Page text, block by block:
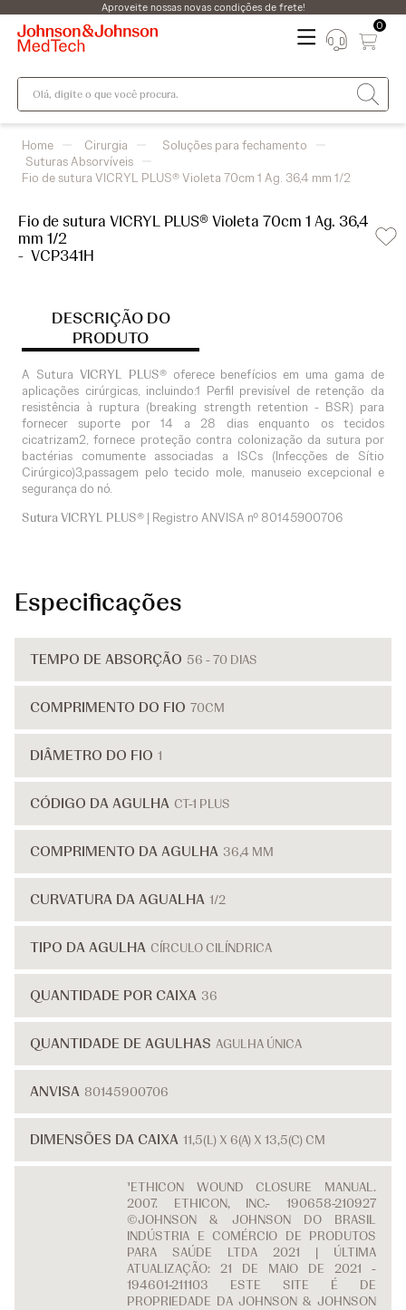
Aproveite nossas novas condições de frete!
0
Olá, digite o que você procura.
Cirurgia
Soluções para fechamento
Suturas Absorvíveis
Fio de sutura VICRYL PLUS® Violeta 70cm 1 Ag. 36,4 mm 1/2
Fio de sutura VICRYL PLUS® Violeta 70cm 1 Ag. 36,4
mm 1/2
- VCP341H
DESCRIÇÃO DO
PRODUTO
A Sutura VICRYL PLUS® oferece benefícios em uma gama de
aplicações cirúrgicas, incluindo:1 Perfil previsível de retenção da
resistência à ruptura (breaking strength retention - BSR) para
fornecer suporte por 14 a 28 dias enquanto os tecidos
cicatrizam2, fornece proteção contra colonização da sutura por
bactérias comumente associadas a ISCs (Infecções de Sítio
Cirúrgico)3,passagem pelo tecido mole, manuseio excepcional e
segurança do nó.
Sutura VICRYL PLUS® | Registro ANVISA nº 80145900706
Especificações
TEMPO DE ABSORÇÃO 56 - 70 DIAS
COMPRIMENTO DO FIO 70CM
DIÂMETRO DO FIO 1
CÓDIGO DA AGULHA CT-1 PLUS
COMPRIMENTO DA AGULHA 36,4 MM
CURVATURA DA AGUALHA 1/2
TIPO DA AGULHA CÍRCULO CILÍNDRICA
QUANTIDADE POR CAIXA 36
QUANTIDADE DE AGULHAS AGULHA ÚNICA
ANVISA 80145900706
DIMENSÕES DA CAIXA 11,5(L) X 6(A) X 13,5(C) CM
¹ETHICON WOUND CLOSURE MANUAL.
2007. ETHICON, INC.- 190658-210927
©JOHNSON & JOHNSON DO BRASIL
INDÚSTRIA E COMÉRCIO DE PRODUTOS
PARA SAÚDE LTDA 2021 | ÚLTIMA
ATUALIZAÇÃO: 21 DE MAIO DE 2021 -
194601-211103 ESTE SITE É DE
PROPRIEDADE DA JOHNSON & JOHNSON